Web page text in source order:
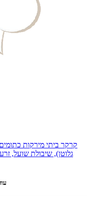
קרקר ביתי מירקות
גלוטן), שיבולת שועל,